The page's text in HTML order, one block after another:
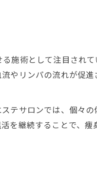
施術として注目され
やリンパの流れが促
テサロンでは、個々
を継続することで、痩